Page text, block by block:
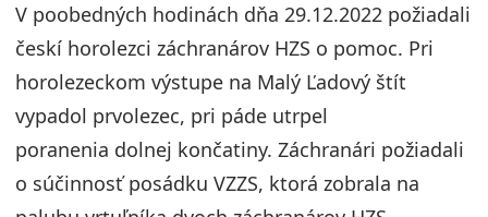
V poobedných hodinách dňa 29.12.2022 požiadali
českí horolezci záchranárov HZS o pomoc. Pri
horolezeckom výstupe na Malý Ľadový štít
vypadol prvolezec, pri páde utrpel
poranenia dolnej končatiny. Záchranári požiadali
o súčinnosť posádku VZZS, ktorá zobrala na